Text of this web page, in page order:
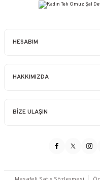
HESABIM
HAKKIMIZDA
BİZE ULAŞIN